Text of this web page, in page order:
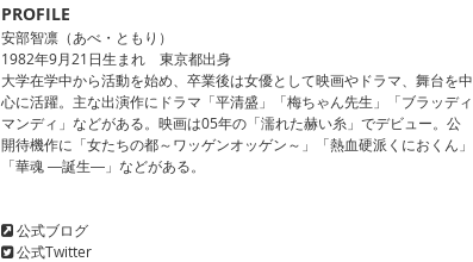
PROFILE
安部智凛（あべ・ともり）
1982年9月21日生まれ 東京都出身
大学在学中から活動を始め、卒業後は女優として映画やドラマ、舞台を中
心に活躍。主な出演作にドラマ「平清盛」「梅ちゃん先生」「ブラッディ
マンディ」などがある。映画は05年の「濡れた赫い糸」でデビュー。公
開待機作に「女たちの都～ワッゲンオッゲン～」「熱血硬派くにおくん」
「華魂 ―誕生―」などがある。
公式ブログ
公式Twitter